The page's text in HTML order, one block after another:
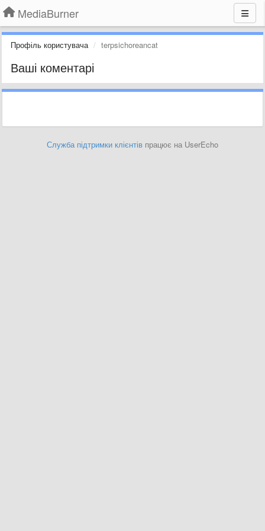
MediaBurner
Профіль користувача terpsichoreancat
Ваші коментарі
Служба підтримки клієнтів працює на UserEcho